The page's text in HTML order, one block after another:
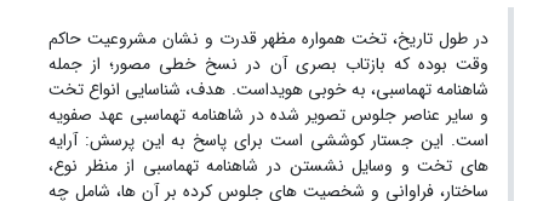
در طول تاریخ، تخت همواره مظهر قدرت و نشان مشروعیت حاکم
وقت بوده که بازتاب بصری آن در نسخ خطی مصور؛ از جمله
شاهنامه تهماسبی، به خوبی هویداست. هدف، شناسایی انواع تخت
و سایر عناصر جلوس تصویر شده در شاهنامه تهماسبی عهد صفویه
است. این جستار کوششی است برای پاسخ به این پرسش: آرایه
های تخت و وسایل نشستن در شاهنامه تهماسبی از منظر نوع،
ساختار، فراوانی و شخصیت های جلوس کرده بر آن ها، شامل چه